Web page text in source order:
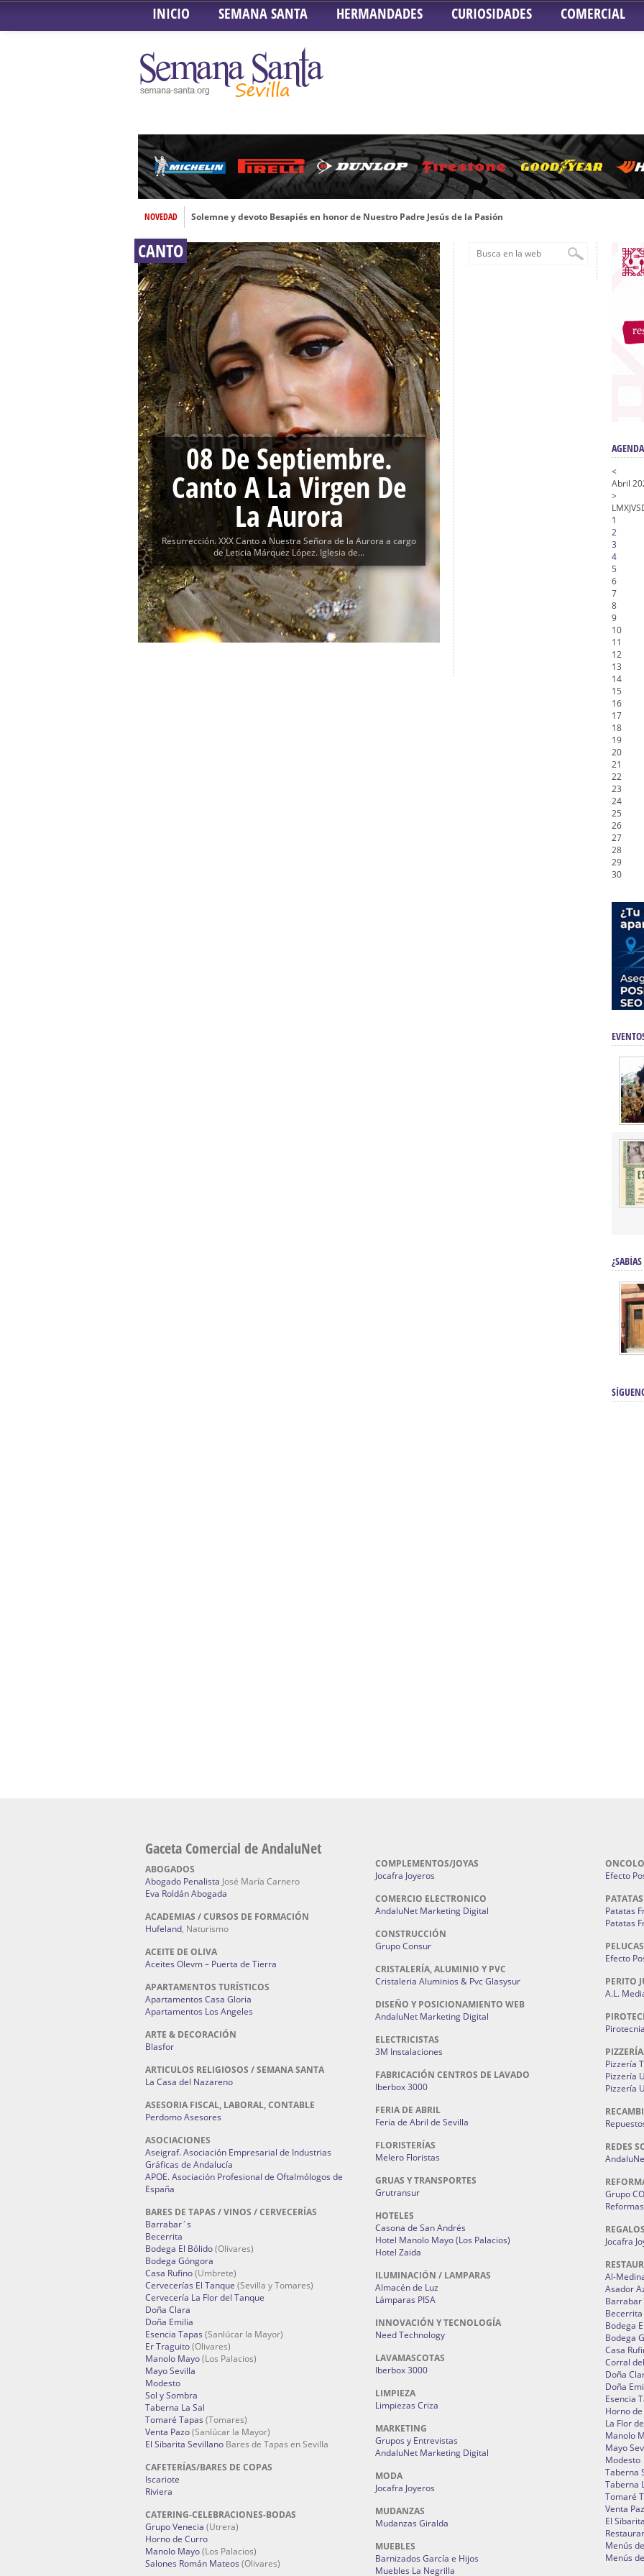
INICIO SEMANA SANTA HERMANDADES CURIOSIDADES COMERCIAL
NOVEDAD
Solemne y devoto Besapiés en honor de Nuestro Padre Jesús de la Pasión
Solemne Triduo a la Virgen de la Concepción – Hermandad del Silencio
Función de la Anunciación del Señor ante el paso de Nuestra Señora de la Encarnación Coronada –
Besamanos al Señor del Gran Poder de Sevilla
Solemne y devoto Besamanos en honor de María Santísima en su Soledad – San Lorenzo
Función Principal de Instituto a la Virgen del Valle
Besapié y Besamano en la Quinta Angustia
Gitanos: Besamanos del Señor de la Salud
Besamanos del Señor de la Divina Misericordia, Vía Crucis y Traslado – Siete Palabras
CANTO
08 De Septiembre.
Canto A La Virgen De
La Aurora
Resurrección. XXX Canto a Nuestra Señora de la Aurora a cargo
de Leticia Márquez López. Iglesia de...
MORE CANTO NEWS
<
Abril
>
LMXJVS
1
2
3
4
5
6
7
8
9
10
11
12
13
14
15
16
17
18
19
20
21
22
23
24
25
26
27
28
29
30
Gaceta Comercial de AndaluNet
ABOGADOS
Abogado Penalista José María Carnero
Eva Roldán Abogada
ACADEMIAS / CURSOS DE FORMACIÓN
Hufeland, Naturismo
ACEITE DE OLIVA
Aceites Olevm – Puerta de Tierra
APARTAMENTOS TURÍSTICOS
Apartamentos Casa Gloria
Apartamentos Los Angeles
ARTE & DECORACIÓN
Blasfor
ARTICULOS RELIGIOSOS / SEMANA SANTA
La Casa del Nazareno
ASESORIA FISCAL, LABORAL, CONTABLE
Perdomo Asesores
ASOCIACIONES
Aseigraf. Asociación Empresarial de Industrias
Gráficas de Andalucía
APOE. Asociación Profesional de Oftalmólogos de
España
BARES DE TAPAS / VINOS / CERVECERÍAS
Barrabar´s
Becerrita
Bodega El Bólido(Olivares)
Bodega Góngora
Casa Rufino(Umbrete)
Cervecerías El Tanque (Sevilla y Tomares)
Cervecería La Flor del Tanque
Doña Clara
Doña Emilia
Esencia Tapas (Sanlúcar la Mayor)
Er Traguito(Olivares)
Manolo Mayo(Los Palacios)
Mayo Sevilla
Modesto
Sol y Sombra
Taberna La Sal
Tomaré Tapas (Tomares)
Venta Pazo(Sanlúcar la Mayor)
El Sibarita Sevillano Bares de Tapas en Sevilla
CAFETERÍAS/BARES DE COPAS
Iscariote
Riviera
CATERING-CELEBRACIONES-BODAS
Grupo Venecia (Utrera)
Horno de Curro
Manolo Mayo(Los Palacios)
Salones Román Mateos (Olivares)
COMPLEMENTOS/JOYAS
Jocafra Joyeros
COMERCIO ELECTRONICO
AndaluNet Marketing Digital
CONSTRUCCIÓN
Grupo Consur
CRISTALERÍA, ALUMINIO Y PVC
Cristaleria Aluminios & Pvc Glasysur
DISEÑO Y POSICIONAMIENTO WEB
AndaluNet Marketing Digital
ELECTRICISTAS
3M Instalaciones
FABRICACIÓN CENTROS DE LAVADO
Iberbox 3000
FERIA DE ABRIL
Feria de Abril de Sevilla
FLORISTERÍAS
Melero Floristas
GRUAS Y TRANSPORTES
Grutransur
HOTELES
Casona de San Andrés
Hotel Manolo Mayo (Los Palacios)
Hotel Zaida
ILUMINACIÓN / LAMPARAS
Almacén de Luz
Lámparas PISA
INNOVACIÓN Y TECNOLOGÍA
Need Technology
LAVAMASCOTAS
Iberbox 3000
LIMPIEZA
Limpiezas Criza
MARKETING
Grupos y Entrevistas
AndaluNet Marketing Digital
MODA
Jocafra Joyeros
MUDANZAS
Mudanzas Giralda
MUEBLES
Barnizados García e Hijos
Muebles La Negrilla
Efecto
Patatas
Patatas
PELUCAS
Efecto
PERITO
A.L.
Pizzería
Pizzería
Pizzería
REDES
Grupo
Jocafra
Al-
Asador
Becerrita
Bodega
Bodega
Casa
Corral
Doña
Doña
Esencia
Horno
La Flor
Manolo
Mayo
Modesto
Taberna
Taberna
Tomaré
Venta
El
Menús
Menús